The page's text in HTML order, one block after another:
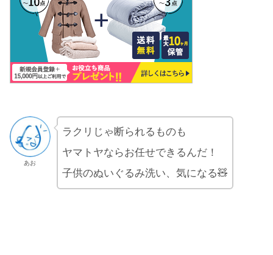
あお
ラクリじゃ断られるものも
ヤマトヤならお任せできるんだ！
子供のぬいぐるみ洗い、気になる🧸